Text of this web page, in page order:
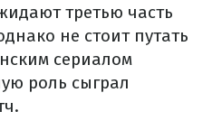
третью часть
не стоит путать
сериалом
роль сыграл